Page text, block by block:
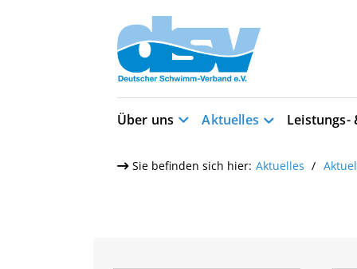
Über uns Aktuelles
Sie befinden sich hier: Aktuelles